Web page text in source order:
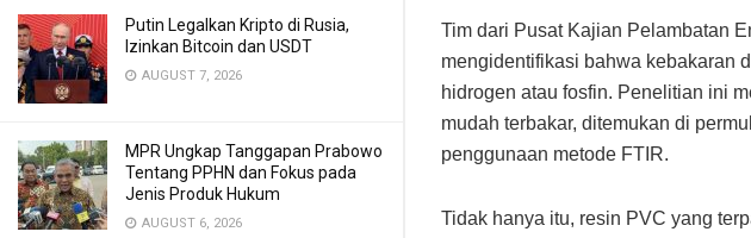
Putin Legalkan Kripto di Rusia,
Izinkan Bitcoin dan USDT
AUGUST 7, 2026
MPR Ungkap Tanggapan Prabowo
Tentang PPHN dan Fokus pada
Jenis Produk Hukum
AUGUST 6, 2026
Tim dari Pusat Kajian Pelambatan
mengidentifikasi bahwa kebakaran
hidrogen atau fosfin. Penelitian ini
mudah terbakar, ditemukan di
penggunaan metode FTIR.
Tidak hanya itu, resin PVC yang